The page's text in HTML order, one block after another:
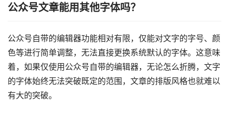
公众号文章能用其他字体吗？
公众号自带的编辑器功能相对有限，仅能对文字的字号、颜
色等进行简单调整，无法直接更换系统默认的字体。这意味
着，如果仅使用公众号自带的编辑器，无论怎么折腾，文字
的字体始终无法突破既定的范围，文章的排版风格也就难以
有大的突破。